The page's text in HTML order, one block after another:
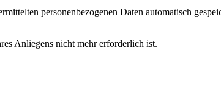
personenbezogenen Daten automatisch
Anliegens nicht mehr erforderlich ist.